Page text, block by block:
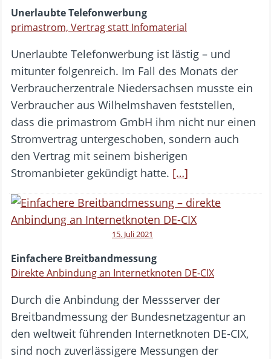
Unerlaubte Telefonwerbung
primastrom, Vertrag statt Infomaterial
Unerlaubte Telefonwerbung ist lästig – und
mitunter folgenreich. Im Fall des Monats der
Verbraucherzentrale Niedersachsen musste ein
Verbraucher aus Wilhelmshaven feststellen,
dass die primastrom GmbH ihm nicht nur einen
Stromvertrag untergeschoben, sondern auch
den Vertrag mit seinem bisherigen
Stromanbieter gekündigt hatte. […]
15. Juli 2021
Einfachere Breitbandmessung
Direkte Anbindung an Internetknoten DE-CIX
Durch die Anbindung der Messserver der
Breitbandmessung der Bundesnetzagentur an
den weltweit führenden Internetknoten DE-CIX,
sind noch zuverlässigere Messungen der